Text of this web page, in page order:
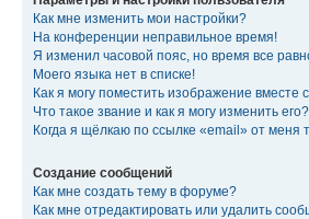
Как мне изменить мои настройки?
На конференции неправильное время!
Я изменил часовой пояс, но время все
Моего языка нет в списке!
Как я могу поместить изображение вместе
Что такое звание и как я могу изменить его?
Когда я щёлкаю по ссылке «email» от
Создание сообщений
Как мне создать тему в форуме?
Как мне отредактировать или удалить